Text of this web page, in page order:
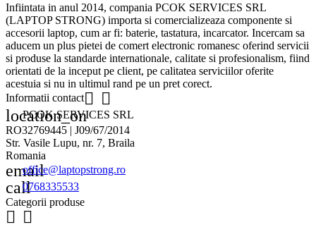
Infiintata in anul 2014, compania PCOK SERVICES SRL
(LAPTOP STRONG) importa si comercializeaza componente si
accesorii laptop, cum ar fi: baterie, tastatura, incarcator. Incercam sa
aducem un plus pietei de comert electronic romanesc oferind servicii
si produse la standarde internationale, calitate si profesionalism, fiind
orientati de la inceput pe client, pe calitatea serviciilor oferite
acestuia si nu in ultimul rand pe un pret corect.
Informatii contact 
location_on
PCOK SERVICES SRL
RO32769445 | J09/67/2014
Str. Vasile Lupu, nr. 7, Braila
Romania
email
office@laptopstrong.ro
call0768335533
Categorii produse
 